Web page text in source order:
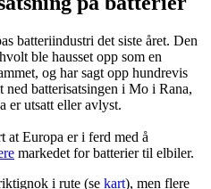
batteriindustri det siste året. Den
ble hausset opp som en
og har sagt opp hundrevis
batterisatsingen i Mo i Rana,
er utsatt eller avlyst.
at Europa er i ferd med å
markedet for batterier til elbiler.
i rute (se kart), men flere